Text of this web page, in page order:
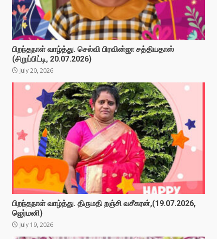
பிறந்தநாள் வாழ்த்து. செல்வி பிரவின்ஜா சத்தியதாஸ்
(சிறுப்பிட்டி, 20.07.2026)
July 20, 2026
பிறந்தநாள் வாழ்த்து. திருமதி றஞ்சி வசீகரன்,(19.07.2026,
ஜெர்மனி)
July 19, 2026